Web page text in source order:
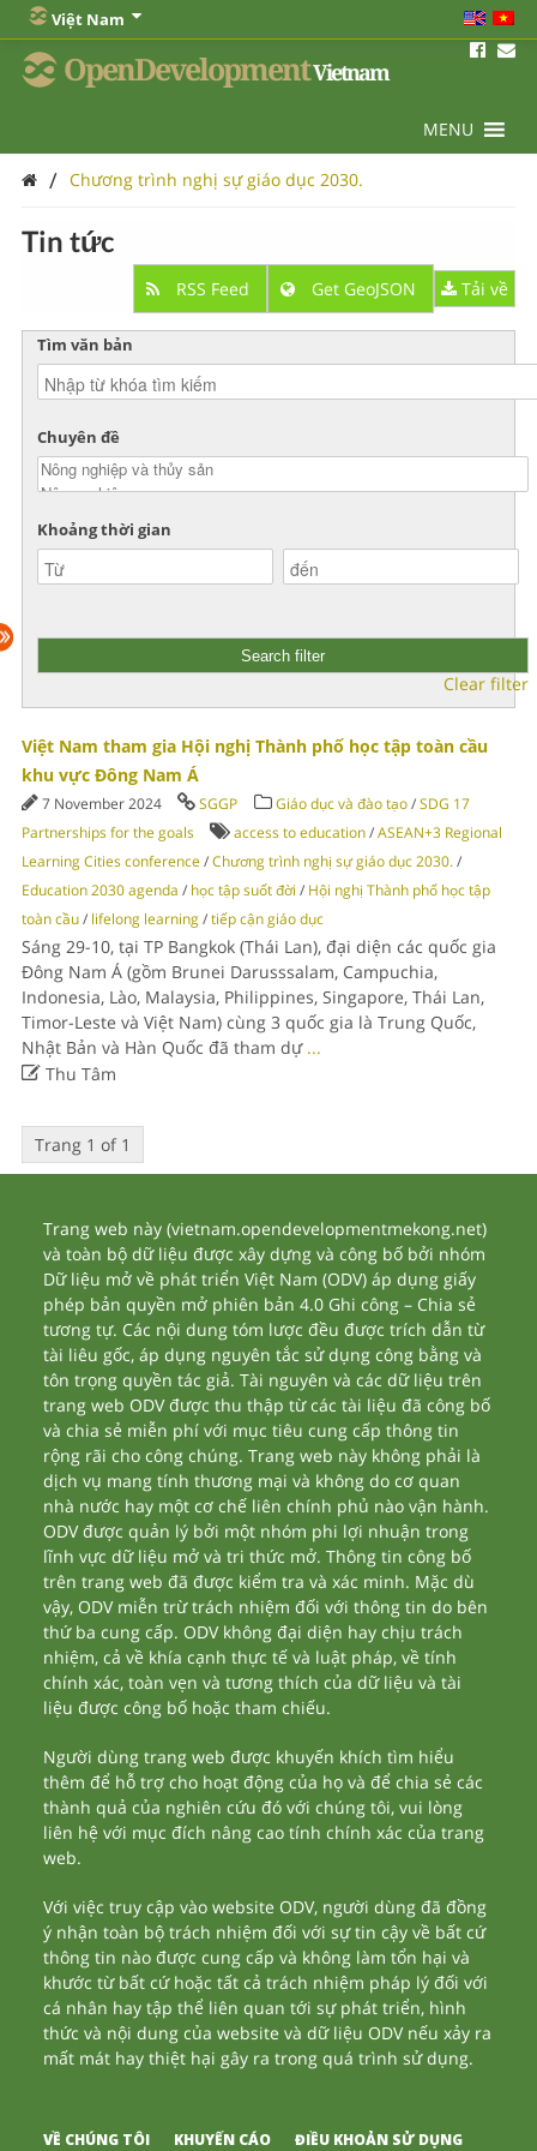
Việt Nam
OpenDevelopmentVietnam
MENU
/ Chương trình nghị sự giáo dục 2030.
Tin tức
RSS Feed Get GeoJSON Tải về
Tìm văn bản
Chuyên đề
Khoảng thời gian
Clear filter
Việt Nam tham gia Hội nghị Thành phố học tập toàn cầu
khu vực Đông Nam Á
7 November 2024 SGGP Giáo dục và đào tạo/SDG 17
Partnerships for the goals
access to education/ASEAN+3 Regional
Learning Cities conference/Chương trình nghị sự giáo dục 2030./
Education 2030 agenda / học tập suốt đời / Hội nghị Thành phố học tập
toàn cầu/ lifelong learning/tiếp cận giáo dục
Sáng 29-10, tại TP Bangkok (Thái Lan), đại diện các quốc gia
Đông Nam Á (gồm Brunei Darusssalam, Campuchia,
Indonesia, Lào, Malaysia, Philippines, Singapore, Thái Lan,
Timor-Leste và Việt Nam) cùng 3 quốc gia là Trung Quốc,
Nhật Bản và Hàn Quốc đã tham dự ...
Thu Tâm
Trang 1 of 1
Trang web này (vietnam.opendevelopmentmekong.net)
và toàn bộ dữ liệu được xây dựng và công bố bởi nhóm
Dữ liệu mở về phát triển Việt Nam (ODV) áp dụng giấy
phép bản quyền mở phiên bản 4.0 Ghi công – Chia sẻ
tương tự. Các nội dung tóm lược đều được trích dẫn từ
tài liêu gốc, áp dụng nguyên tắc sử dụng công bằng và
tôn trọng quyền tác giả. Tài nguyên và các dữ liệu trên
trang web ODV được thu thập từ các tài liệu đã công bố
và chia sẻ miễn phí với mục tiêu cung cấp thông tin
rộng rãi cho công chúng. Trang web này không phải là
dịch vụ mang tính thương mại và không do cơ quan
nhà nước hay một cơ chế liên chính phủ nào vận hành.
ODV được quản lý bởi một nhóm phi lợi nhuận trong
lĩnh vực dữ liệu mở và tri thức mở. Thông tin công bố
trên trang web đã được kiểm tra và xác minh. Mặc dù
vậy, ODV miễn trừ trách nhiệm đối với thông tin do bên
thứ ba cung cấp. ODV không đại diện hay chịu trách
nhiệm, cả về khía cạnh thực tế và luật pháp, về tính
chính xác, toàn vẹn và tương thích của dữ liệu và tài
liệu được công bố hoặc tham chiếu.
Người dùng trang web được khuyến khích tìm hiểu
thêm để hỗ trợ cho hoạt động của họ và để chia sẻ các
thành quả của nghiên cứu đó với chúng tôi, vui lòng
liên hệ với mục đích nâng cao tính chính xác của trang
web.
Với việc truy cập vào website ODV, người dùng đã đồng
ý nhận toàn bộ trách nhiệm đối với sự tin cậy về bất cứ
thông tin nào được cung cấp và không làm tổn hại và
khước từ bất cứ hoặc tất cả trách nhiệm pháp lý đối với
cá nhân hay tập thể liên quan tới sự phát triển, hình
thức và nội dung của website và dữ liệu ODV nếu xảy ra
mất mát hay thiệt hại gây ra trong quá trình sử dụng.
VỀ CHÚNG TÔI KHUYẾN CÁO ĐIỀU KHOẢN SỬ DỤNG